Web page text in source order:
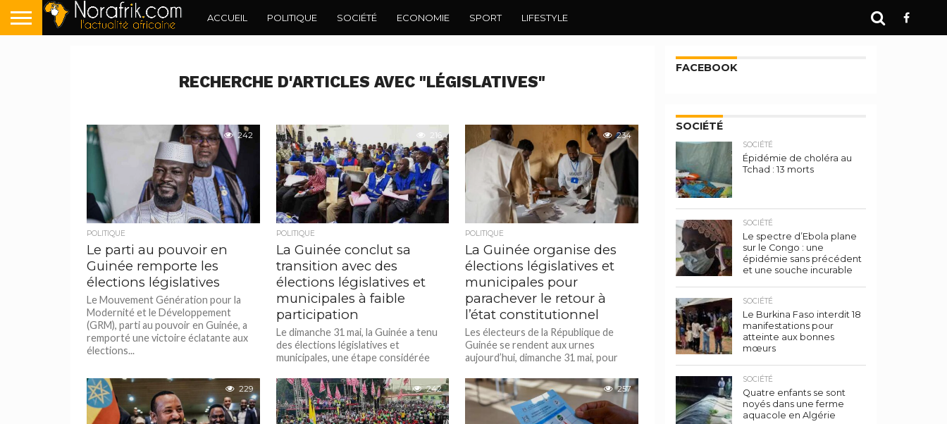
ACCUEIL POLITIQUE SOCIÉTÉ ECONOMIE SPORT LIFESTYLE
RECHERCHE D'ARTICLES AVEC "LÉGISLATIVES"
242
POLITIQUE
Le parti au pouvoir en
Guinée remporte les
élections législatives
Le Mouvement Génération pour la
Modernité et le Développement
(GRM), parti au pouvoir en Guinée, a
remporté une victoire éclatante aux
élections...
216
POLITIQUE
La Guinée conclut sa
transition avec des
élections législatives et
municipales à faible
participation
Le dimanche 31 mai, la Guinée a tenu
des élections législatives et
municipales, une étape considérée
234
POLITIQUE
La Guinée organise des
élections législatives et
municipales pour
parachever le retour à
l’état constitutionnel
Les électeurs de la République de
Guinée se rendent aux urnes
aujourd’hui, dimanche 31 mai, pour
municipales,...
229 242 257
FACEBOOK
SOCIÉTÉ
SOCIÉTÉ
Épidémie de choléra au
Tchad : 13 morts
SOCIÉTÉ
Le spectre d’Ebola plane
sur le Congo : une
épidémie sans précédent
et une souche incurable
SOCIÉTÉ
Le Burkina Faso interdit 18
manifestations pour
atteinte aux bonnes
mœurs
SOCIÉTÉ
Quatre enfants se sont
noyés dans une ferme
aquacole en Algérie